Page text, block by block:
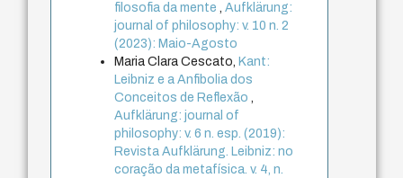
filosofia da mente,Aufklärung:
journal of philosophy: v. 10 n. 2
(2023): Maio-Agosto
Maria Clara Cescato, Kant:
Leibniz e a Anfibolia dos
Conceitos de Reflexão,
Aufklärung: journal of
philosophy: v. 6 n. esp. (2019):
Revista Aufklärung. Leibniz: no
coração da metafísica. v. 4, n.